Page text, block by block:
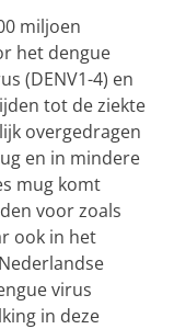
miljoen
het dengue
(DENV1-4) en
tot de ziekte
overgedragen
en in mindere
mug komt
voor zoals
ook in het
virus
in deze